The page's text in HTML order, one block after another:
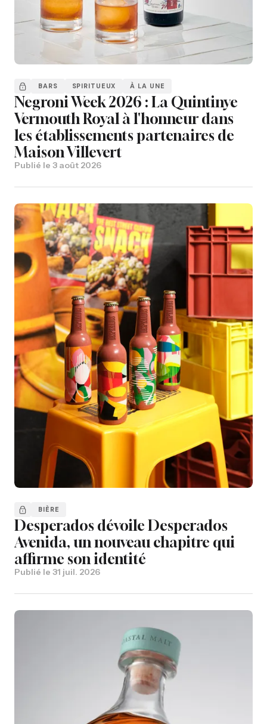
BARS SPIRITUEUX À LA UNE
Negroni Week 2026 : La Quintinye
Vermouth Royal à l'honneur dans
les établissements partenaires de
Maison Villevert
Publié le 3 août 2026
BIÈRE
Desperados dévoile Desperados
Avenida, un nouveau chapitre qui
affirme son identité
Publié le 31 juil. 2026